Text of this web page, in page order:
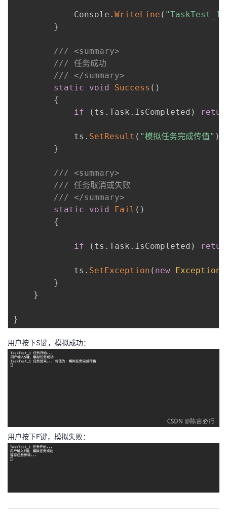
            Console
. WriteLine ( "TaskTest_1
}
/// <summary>
/// 任务成功
/// </summary>
static
void Success ( )
{
if
( ts . Task . IsCompleted )
            ts
. SetResult ( "模拟任务完成传值" )
}
/// <summary>
/// 任务取消或失败
/// </summary>
static
void Fail ( )
{
if ( ts . Task . IsCompleted )
            ts
. SetException ( new Exception
}
}
}
用户按下S键，模拟成功：
用户按下F键，模拟失败：